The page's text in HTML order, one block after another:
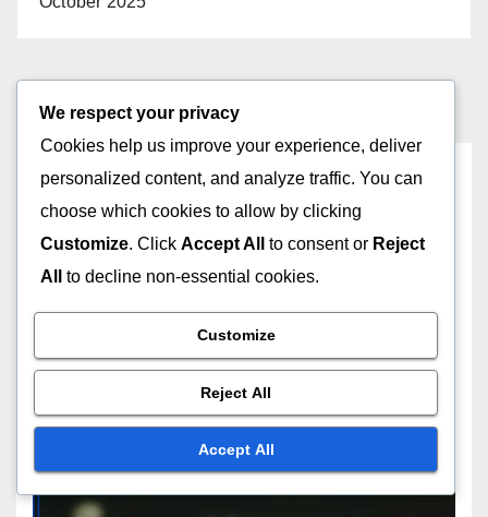
You missed
سياسات الإلغاء المرنة
عمليات الإلغاء: مقارنة عبر منصات
الاشتراك الشعبية
LAYLA NOUR
We respect your privacy
Cookies help us improve your experience, deliver
personalized content, and analyze traffic. You can
choose which cookies to allow by clicking
Customize. Click Accept All to consent or Reject
All
to decline non-essential cookies.
Customize
Reject All
Accept All